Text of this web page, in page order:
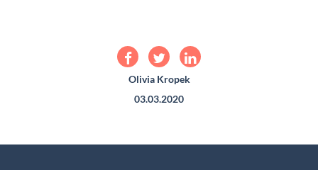
Olivia Kropek
03.03.2020